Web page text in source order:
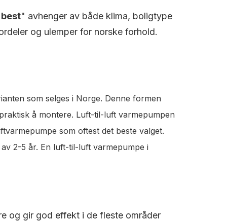
best" avhenger av både klima, boligtype
og ulemper for norske forhold.
som selges i Norge. Denne formen
å montere. Luft-til-luft varmepumpen
som oftest det beste valget.
2-5 år. En luft-til-luft varmepumpe i
og gir god effekt i de fleste områder